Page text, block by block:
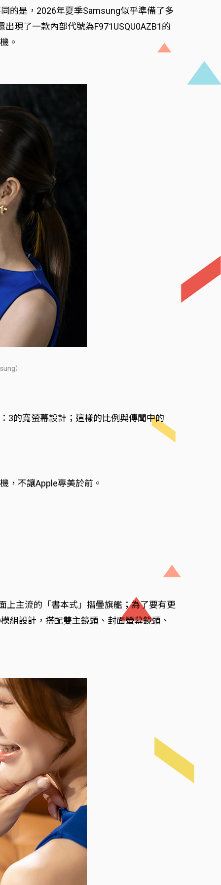
的是，2026年夏季Samsung似乎準備了多
現了一款內部代號為F971USQU0AZB1的
。
）
3的寬螢幕設計；這樣的比例與傳聞中的
，不讓Apple專美於前。
上主流的「書本式」摺疊旗艦；為了要有更
組設計，搭配雙主鏡頭、封面螢幕鏡頭、